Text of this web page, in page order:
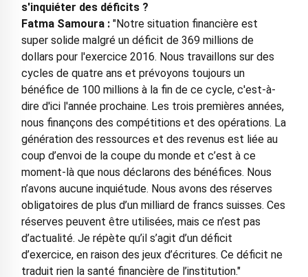
s'inquiéter des déficits ?
Fatma Samoura :"Notre situation financière est
super solide malgré un déficit de 369 millions de
dollars pour l'exercice 2016. Nous travaillons sur des
cycles de quatre ans et prévoyons toujours un
bénéfice de 100 millions à la fin de ce cycle, c'est-à-
dire d'ici l'année prochaine. Les trois premières années,
nous finançons des compétitions et des opérations. La
génération des ressources et des revenus est liée au
coup d’envoi de la coupe du monde et c’est à ce
moment-là que nous déclarons des bénéfices. Nous
n’avons aucune inquiétude. Nous avons des réserves
obligatoires de plus d’un milliard de francs suisses. Ces
réserves peuvent être utilisées, mais ce n’est pas
d’actualité. Je répète qu’il s’agit d’un déficit
d’exercice, en raison des jeux d’écritures. Ce déficit ne
traduit rien la santé financière de l’institution."